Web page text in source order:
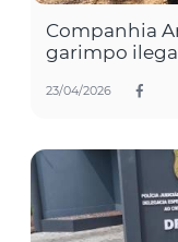
Companhia
garimpo
23/04/2026